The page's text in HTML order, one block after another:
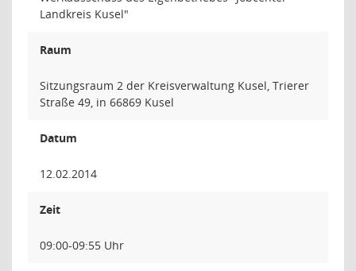
Landkreis Kusel"
Raum
Sitzungsraum 2 der Kreisverwaltung Kusel, Trierer
Straße 49, in 66869 Kusel
Datum
12.02.2014
Zeit
09:00-09:55 Uhr